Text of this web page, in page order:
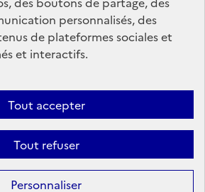
légales Qui sommes-nous ?
pour améliorer les services
conforme
personnalisés, des
de plateformes sociales et
et interactifs.
Tout accepter
Tout refuser
Personnaliser